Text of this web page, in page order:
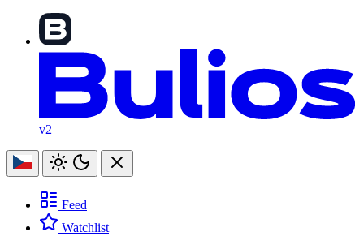
v2
Feed
Watchlist